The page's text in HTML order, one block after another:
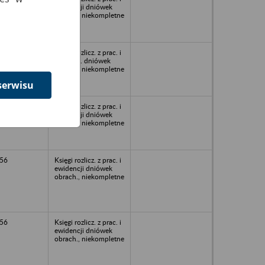
ewidencji dniówek
obrach., niekompletne
Księgi rozlicz. z prac. i
ewidenc. dniówek
obrach., niekompletne
Księgi rozlicz. z prac. i
ewidencji dniówek
obrach., niekompletne
Księgi rozlicz. z prac. i
ewidencji dniówek
obrach., niekompletne
Księgi rozlicz. z prac. i
ewidencji dniówek
obrach., niekompletne